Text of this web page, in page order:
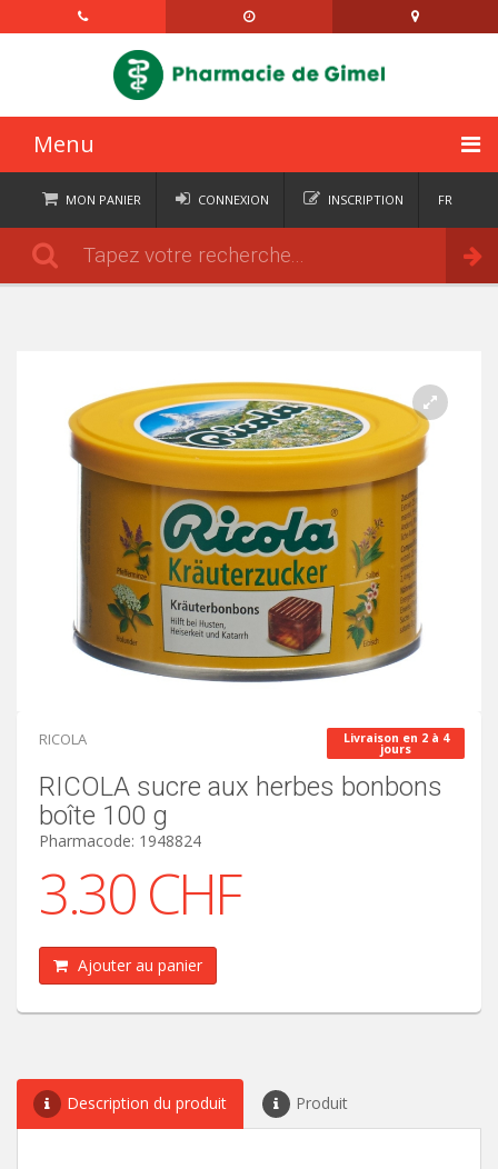
Menu
ACCUEIL
CATÉGORIES
CONTACT
SEMAINIERS
MON PANIER
Commander
CONNEXION INSCRIPTION FR
RICOLA
RICOLA sucre aux herbes bonbons
boîte 100 g
Pharmacode: 1948824
3.30 CHF
Livraison en 2 à 4
jours
Ajouter au panier
Description du produit Produit